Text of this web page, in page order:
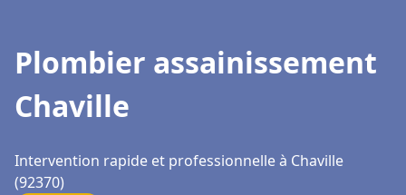
Plombier assainissement
Chaville
Intervention rapide et professionnelle à Chaville
(92370)